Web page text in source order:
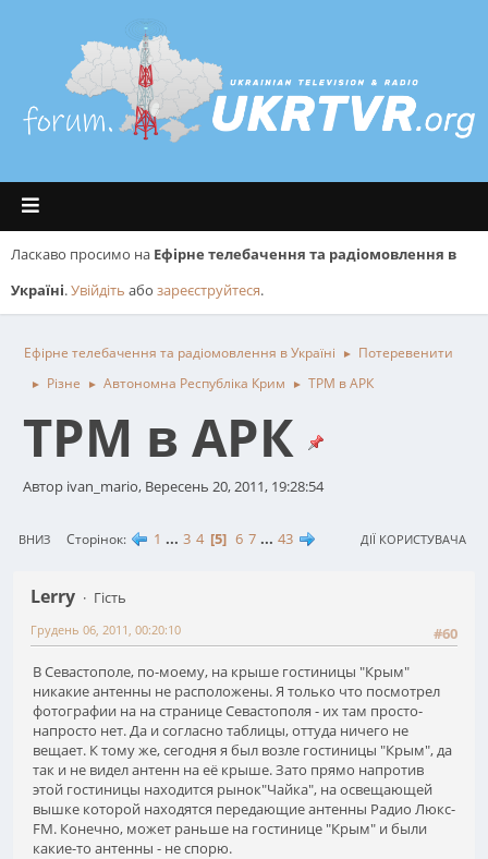
Ласкаво просимо на Ефірне телебачення та радіомовлення в
Україні.Увійдіть або зареєструйтеся.
Ефірне телебачення та радіомовлення в Україні ► Потеревенити
► Різне ► Автономна Республіка Крим ► ТРМ в АРК
ТРМ в АРК
Автор ivan_mario, Вересень 20, 2011, 19:28:54
ВНИЗ Сторінок 1 ... 3 4 5 6 7 ... 43 ДІЇ КОРИСТУВАЧА
Lerry
Гість
#60
Грудень 06, 2011, 00:20:10
В Севастополе, по-моему, на крыше гостиницы "Крым"
никакие антенны не расположены. Я только что посмотрел
фотографии на на странице Севастополя - их там просто-
напросто нет. Да и согласно таблицы, оттуда ничего не
вещает. К тому же, сегодня я был возле гостиницы "Крым", да
так и не видел антенн на её крыше. Зато прямо напротив
этой гостиницы находится рынок"Чайка", на освещающей
вышке которой находятся передающие антенны Радио Люкс-
FM. Конечно, может раньше на гостинице "Крым" и были
какие-то антенны - не спорю.